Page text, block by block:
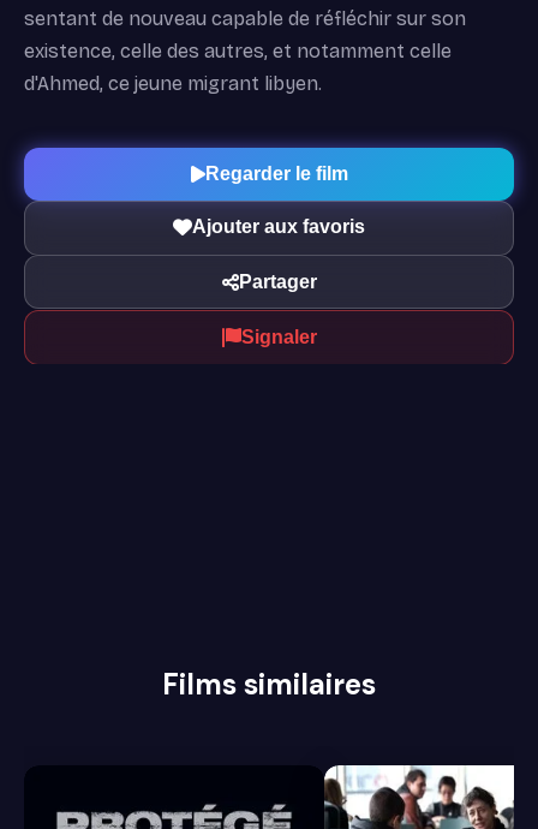
sentant de nouveau capable de réfléchir sur son
existence, celle des autres, et notamment celle
d'Ahmed, ce jeune migrant libyen.
Regarder le film
Ajouter aux favoris
Partager
Signaler
Films similaires